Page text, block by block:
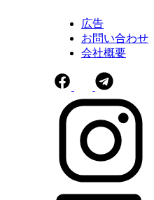
広告
お問い合わせ
会社概要